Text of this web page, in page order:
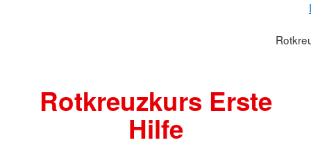
Rotkreuzkurs Erste
Hilfe